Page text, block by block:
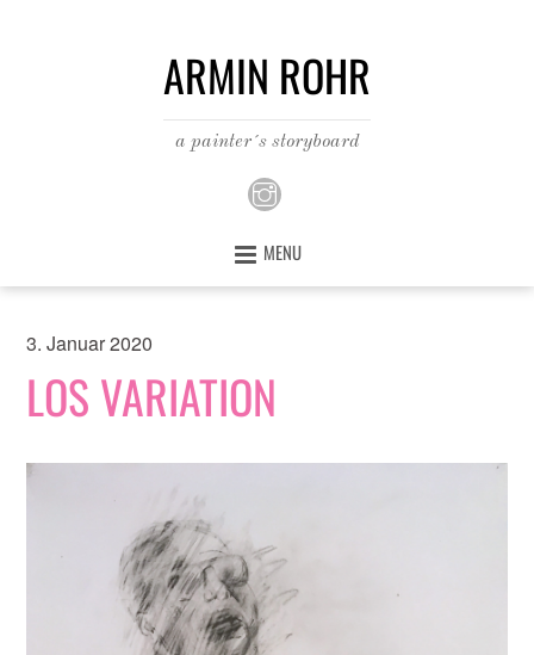
ARMIN ROHR
a painter´s storyboard
MENU
3. Januar 2020
LOS VARIATION